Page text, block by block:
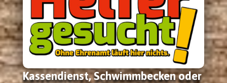
Kas­sen­dienst, Schwimm­be­cken oder